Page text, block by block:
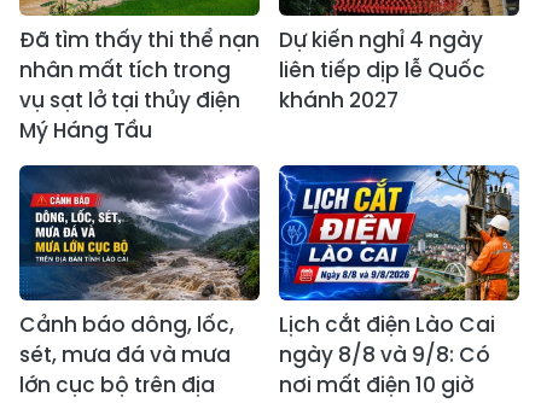
Đã tìm thấy thi thể nạn
nhân mất tích trong
vụ sạt lở tại thủy điện
Mý Háng Tầu
Dự kiến nghỉ 4 ngày
liên tiếp dịp lễ Quốc
khánh 2027
Cảnh báo dông, lốc,
sét, mưa đá và mưa
lớn cục bộ trên địa
Lịch cắt điện Lào Cai
ngày 8/8 và 9/8: Có
nơi mất điện 10 giờ